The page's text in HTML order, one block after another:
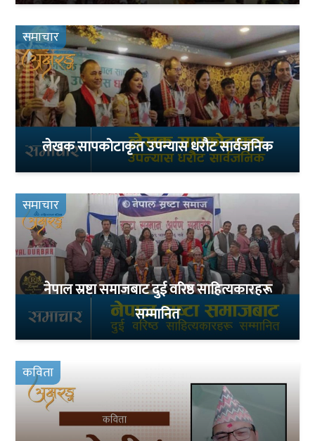
समाचार
लेखक सापकोटाकृत उपन्यास धरौट सार्वजनिक
समाचार
नेपाल स्रष्टा समाजबाट दुई वरिष्ठ साहित्यकारहरू
सम्मानित
कविता